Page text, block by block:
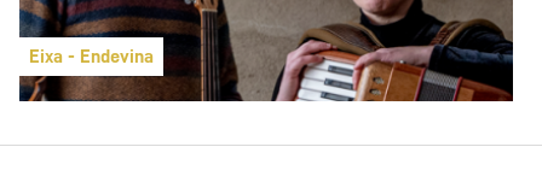
Eixa - Endevina